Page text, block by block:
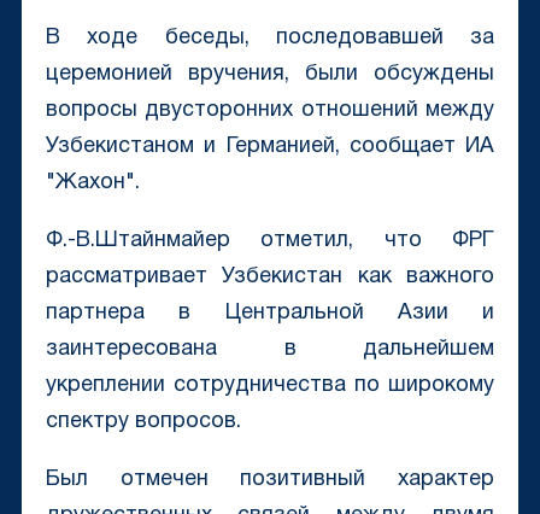
В ходе беседы, последовавшей за
церемонией вручения, были обсуждены
вопросы двусторонних отношений между
Узбекистаном и Германией, сообщает ИА
"Жахон".
Ф.-В.Штайнмайер отметил, что ФРГ
рассматривает Узбекистан как важного
партнера в Центральной Азии и
заинтересована в дальнейшем
укреплении сотрудничества по широкому
спектру вопросов.
Был отмечен позитивный характер